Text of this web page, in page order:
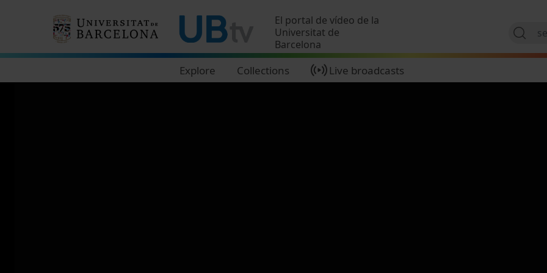
El portal de vídeo de la
Universitat de
Barcelona
Explore Collections Live broadcasts